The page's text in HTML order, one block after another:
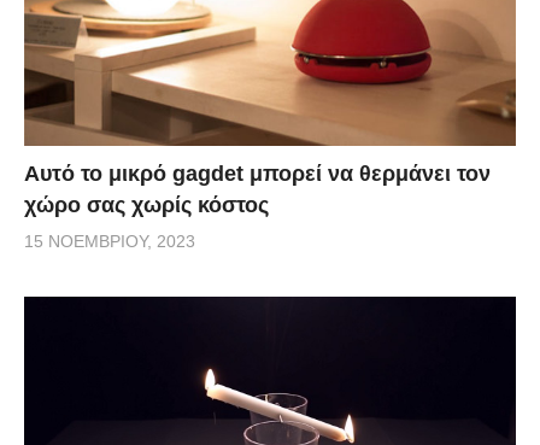
Αυτό το μικρό gagdet μπορεί να θερμάνει τον
χώρο σας χωρίς κόστος
15 ΝΟΕΜΒΡΊΟΥ, 2023